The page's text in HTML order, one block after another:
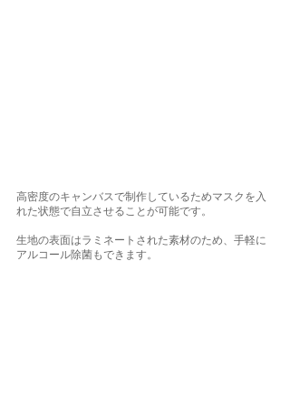
高密度のキャンバスで制作しているためマスクを入
れた状態で自立させることが可能です。
生地の表面はラミネートされた素材のため、手軽に
アルコール除菌もできます。